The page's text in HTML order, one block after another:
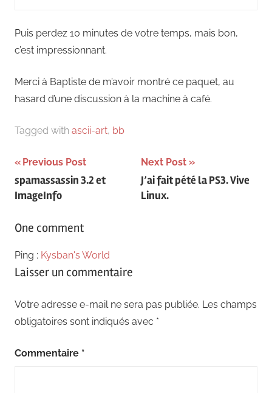
Puis perdez 10 minutes de votre temps, mais bon,
c’est impressionnant.
Merci à Baptiste de m’avoir montré ce paquet, au
hasard d’une discussion à la machine à café.
Tagged with ascii-art, bb
Navigation
de
Previous Post
spamassassin 3.2 et
ImageInfo
Next Post
J’ai fait pété la PS3. Vive
Linux.
One comment
Ping : Kysban's World
Laisser un commentaire
Votre adresse e-mail ne sera pas publiée. Les champs
obligatoires sont indiqués avec *
Commentaire *